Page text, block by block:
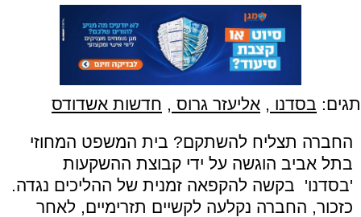
תגים: בסדנו , אליעזר גרוס , חדשות אשדודס
החברה תצליח להשתקם? בית המשפט המחוזי
בתל אביב הוגשה על ידי קבוצת ההשקעות
'בסדנו' בקשה להקפאה זמנית של ההליכים נגדה.
כזכור, החברה נקלעה לקשיים תזרימיים, לאחר